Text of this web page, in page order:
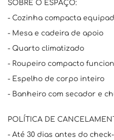
SOBRE O ESPAÇO:
- Cozinha compacta
- Mesa e cadeira de apoio
- Quarto climatizado
- Roupeiro compacto
- Espelho de corpo inteiro
- Banheiro com secador e
POLÍTICA DE
- Até 30 dias antes do